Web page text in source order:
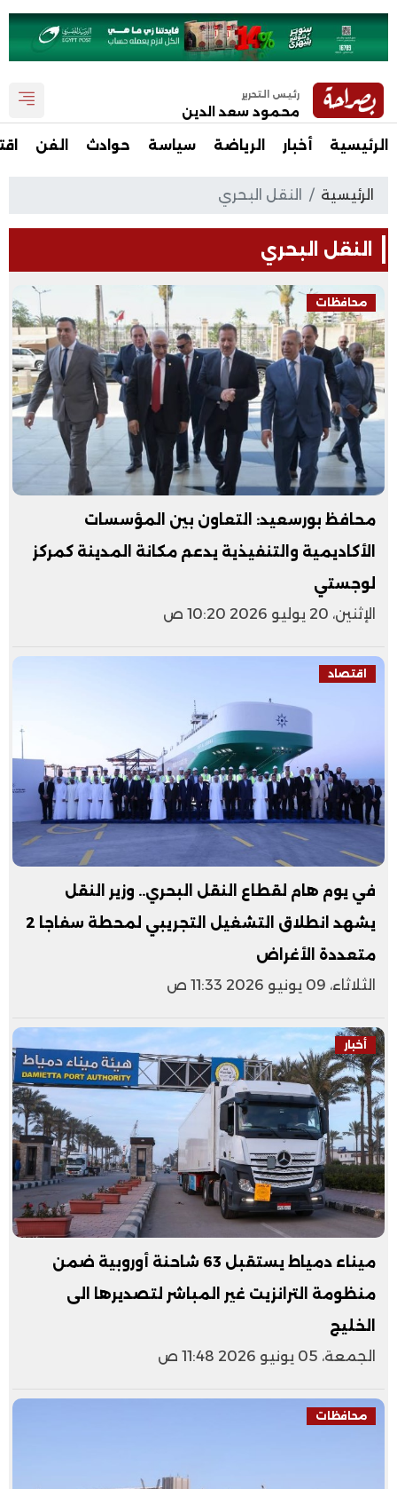
رئيس التحرير
محمود سعد الدين
الرئيسية أخبار الرياضة سياسة حوادث الفن
الرئيسية النقل البحري
النقل البحري
محافظات
محافظ بورسعيد: التعاون بين المؤسسات
الأكاديمية والتنفيذية يدعم مكانة المدينة كمركز
لوجستي
الإثنين، 20 يوليو 2026 10:20 ص
اقتصاد
في يوم هام لقطاع النقل البحري.. وزير النقل
يشهد انطلاق التشغيل التجريبي لمحطة سفاجا 2
متعددة الأغراض
الثلاثاء، 09 يونيو 2026 11:33 ص
أخبار
ميناء دمياط يستقبل 63 شاحنة أوروبية ضمن
منظومة الترانزيت غير المباشر لتصديرها الى
الخليج
الجمعة، 05 يونيو 2026 11:48 ص
محافظات